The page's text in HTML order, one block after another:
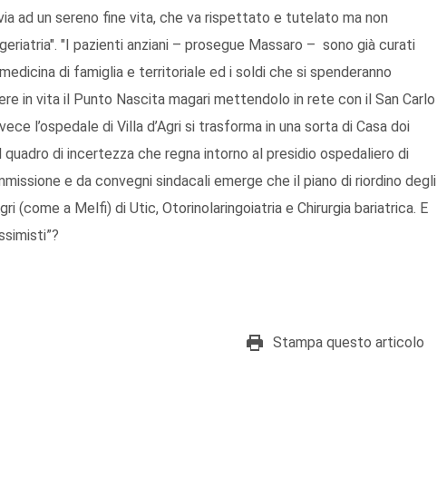
ad un sereno fine vita, che va rispettato e tutelato ma non
"I pazienti anziani – prosegue Massaro – sono già curati
di famiglia e territoriale ed i soldi che si spenderanno
in vita il Punto Nascita magari mettendolo in rete con il San Carlo
l’ospedale di Villa d’Agri si trasforma in una sorta di Casa doi
di incertezza che regna intorno al presidio ospedaliero di
e da convegni sindacali emerge che il piano di riordino degli
(come a Melfi) di Utic, Otorinolaringoiatria e Chirurgia bariatrica. E
Stampa questo articolo